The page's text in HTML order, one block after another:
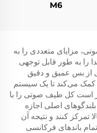
M6
مزایای متعددی را به
را به طور قابل توجهی
از بس عمیق و دقیق
کمک می‌کند تا یک سیستم
است کل طیف صوتی را با
بلندگوهای اصلی اجازه
تمرکز کنند و نتیجه آن
باندهای فرکانسی